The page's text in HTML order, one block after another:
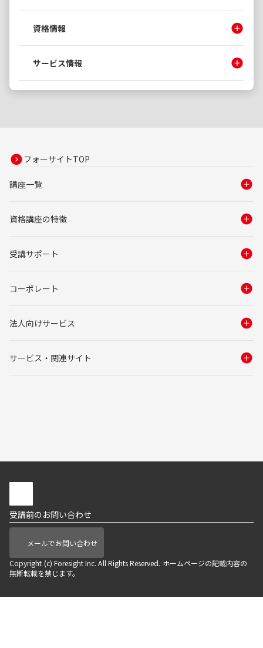
資格情報
サービス情報
フォーサイトTOP
講座一覧
資格講座の特徴
受講サポート
コーポレート
法人向けサービス
サービス・関連サイト
受講前のお問い合わせ
メールでお問い合わせ
Copyright (c) Foresight Inc. All Rights Reserved. ホームページの記載内容の
無断転載を禁じます。